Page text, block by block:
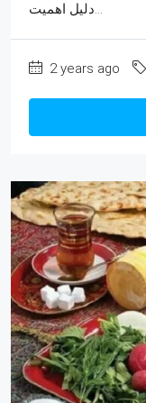
دلیل اهمیت...
2 years ago